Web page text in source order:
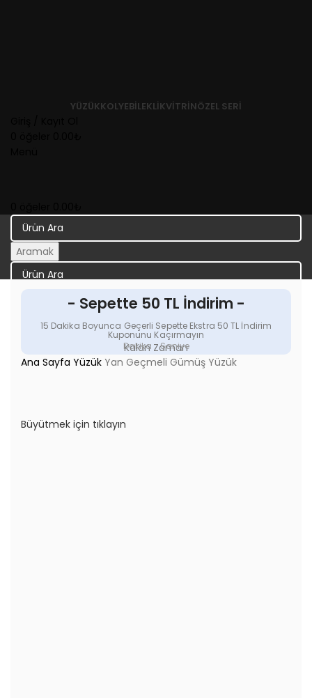
YÜZÜKKOLYEBILEKLIKVITRINÖZEL SERI
Aramak
- Sepette 50 TL İndirim -
15 Dakika Boyunca Geçerli Sepette Ekstra 50 TL İndirim
Kuponunu Kaçırmayın
Kalan Zaman
Dakika Saniye
Ana Sayfa Yüzük Yan Geçmeli Gümüş Yüzük
Büyütmek için tıklayın